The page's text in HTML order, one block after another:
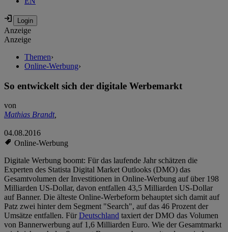
Anzeige
Anzeige
Themen›
Online-Werbung›
So entwickelt sich der digitale Werbemarkt
von
Mathias Brandt,
04.08.2016
Online-Werbung
Digitale Werbung boomt: Für das laufende Jahr schätzen die
Experten des Statista Digital Market Outlooks (DMO) das
Gesamtvolumen der Investitionen in Online-Werbung auf über 198
Milliarden US-Dollar, davon entfallen 43,5 Milliarden US-Dollar
auf Banner. Die älteste Online-Werbeform behauptet sich damit auf
Patz zwei hinter dem Segment "Search", auf das 46 Prozent der
Umsätze entfallen. FürDeutschland taxiert der DMO das Volumen
von Bannerwerbung auf 1,6 Milliarden Euro. Wie der Gesamtmarkt